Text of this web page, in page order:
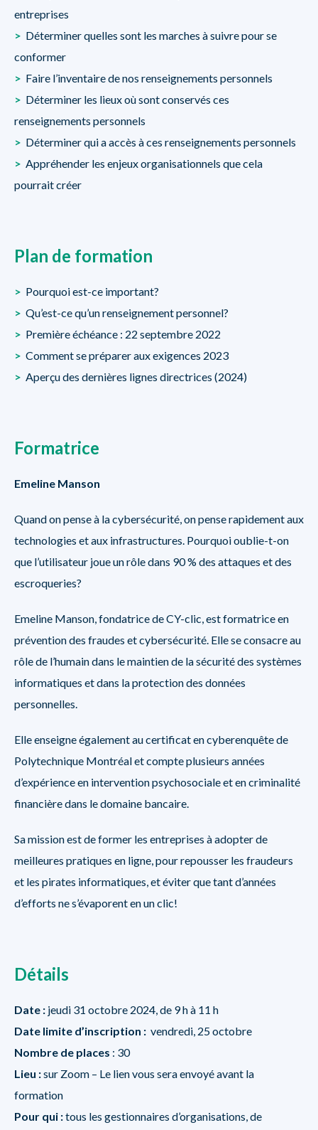
entreprises
> Déterminer quelles sont les marches à suivre pour se
conformer
> Faire l’inventaire de nos renseignements personnels
> Déterminer les lieux où sont conservés ces
renseignements personnels
> Déterminer qui a accès à ces renseignements personnels
> Appréhender les enjeux organisationnels que cela
pourrait créer
Plan de formation
> Pourquoi est-ce important?
> Qu’est-ce qu’un renseignement personnel?
> Première échéance : 22 septembre 2022
> Comment se préparer aux exigences 2023
> Aperçu des dernières lignes directrices (2024)
Formatrice
Emeline Manson
Quand on pense à la cybersécurité, on pense rapidement aux
technologies et aux infrastructures. Pourquoi oublie-t-on
que l’utilisateur joue un rôle dans 90 % des attaques et des
escroqueries?
Emeline Manson, fondatrice de CY-clic, est formatrice en
prévention des fraudes et cybersécurité. Elle se consacre au
rôle de l’humain dans le maintien de la sécurité des systèmes
informatiques et dans la protection des données
personnelles.
Elle enseigne également au certificat en cyberenquête de
Polytechnique Montréal et compte plusieurs années
d’expérience en intervention psychosociale et en criminalité
financière dans le domaine bancaire.
Sa mission est de former les entreprises à adopter de
meilleures pratiques en ligne, pour repousser les fraudeurs
et les pirates informatiques, et éviter que tant d’années
d’efforts ne s’évaporent en un clic!
Détails
Date : jeudi 31 octobre 2024, de 9 h à 11 h
Date limite d’inscription : vendredi, 25 octobre
Nombre de places : 30
Lieu :sur Zoom – Le lien vous sera envoyé avant la
formation
Pour qui :tous les gestionnaires d’organisations, de